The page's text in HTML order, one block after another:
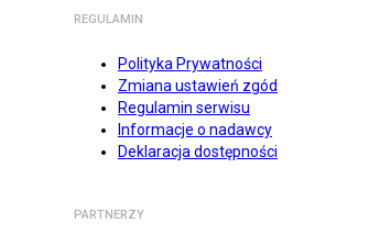
REGULAMIN
Polityka Prywatności
Zmiana ustawień zgód
Regulamin serwisu
Informacje o nadawcy
Deklaracja dostępności
PARTNERZY